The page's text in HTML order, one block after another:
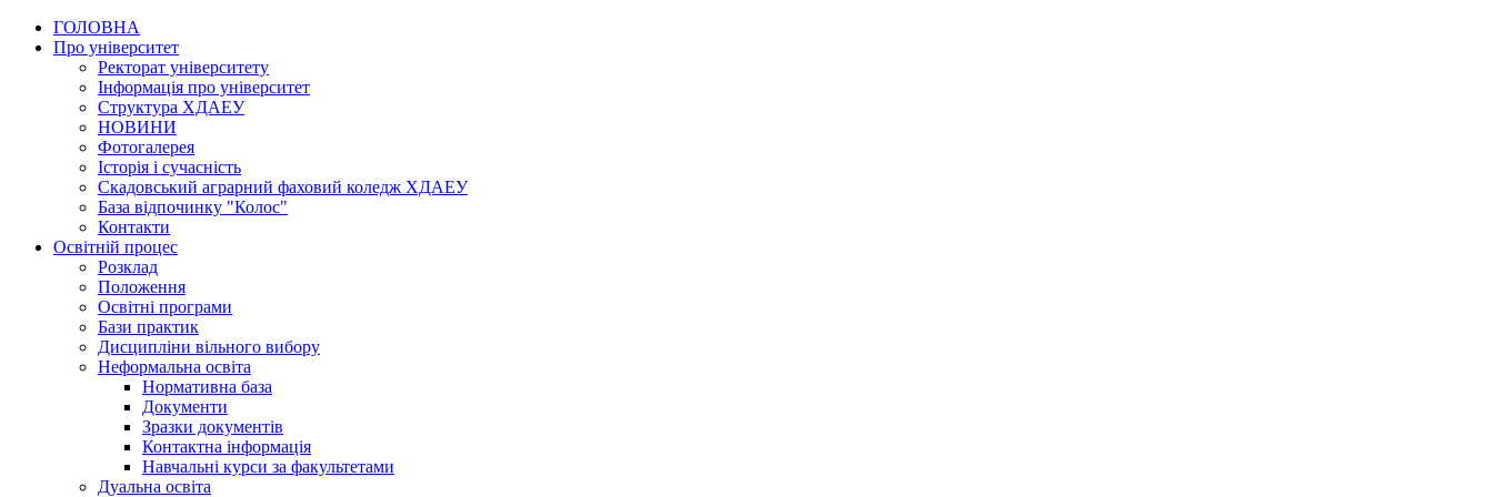
ГОЛОВНА
Про університет
Ректорат університету
Інформація про університет
Структура ХДАЕУ
НОВИНИ
Фотогалерея
Історія і сучасність
Скадовський аграрний фаховий коледж ХДАЕУ
База відпочинку "Колос"
Контакти
Освітній процес
Розклад
Положення
Освітні програми
Бази практик
Дисципліни вільного вибору
Неформальна освіта
Нормативна база
Документи
Зразки документів
Контактна інформація
Навчальні курси за факультетами
Дуальна освіта